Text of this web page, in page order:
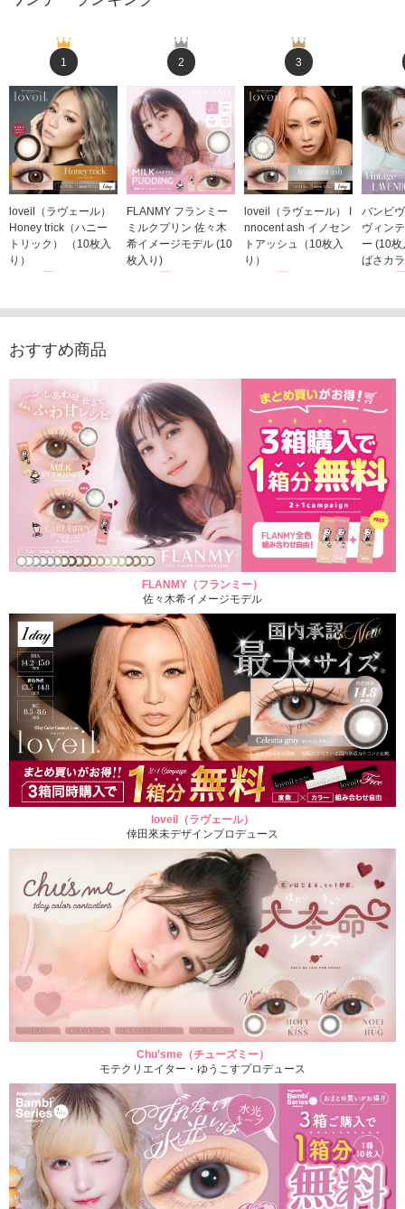
1
loveil（ラヴェール）
Honey trick（ハニー
トリック） （10枚入
り）
1,760円
2
FLANMY フランミー
ミルクプリン 佐々木
希イメージモデル (10
枚入り)
1,815円
3
loveil（ラヴェール） I
nnocent ash イノセン
トアッシュ（10枚入
り）
1,760円
バンビ
ヴィン
ー (10
ばさカ
1,848
おすすめ商品
FLANMY（フランミー）
佐々木希イメージモデル
loveil（ラヴェール）
倖田來未デザインプロデュース
Chu'sme（チューズミー）
モテクリエイター・ゆうこすプロデュース